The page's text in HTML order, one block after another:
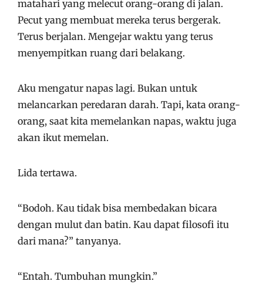
matahari yang melecut orang-orang di jalan.
Pecut yang membuat mereka terus bergerak.
Terus berjalan. Mengejar waktu yang terus
menyempitkan ruang dari belakang.
Aku mengatur napas lagi. Bukan untuk
melancarkan peredaran darah. Tapi, kata orang-
orang, saat kita memelankan napas, waktu juga
akan ikut memelan.
Lida tertawa.
“Bodoh. Kau tidak bisa membedakan bicara
dengan mulut dan batin. Kau dapat filosofi itu
dari mana?” tanyanya.
“Entah. Tumbuhan mungkin.”